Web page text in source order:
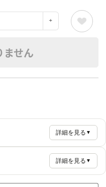
ません
詳細を見る ▼
詳細を見る ▼